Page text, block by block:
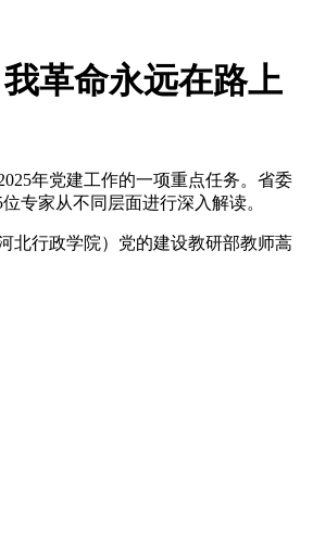
革命永远在路上
年党建工作的一项重点任务。省委
专家从不同层面进行深入解读。
北行政学院）党的建设教研部教师蒿